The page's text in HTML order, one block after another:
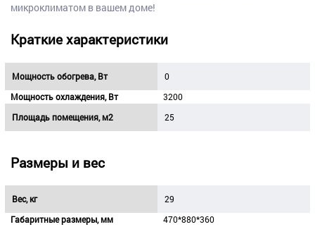
микроклиматом в вашем доме!
Краткие характеристики
Мощность обогрева, Вт
0
Мощность охлаждения, Вт
3200
Площадь помещения, м2
25
Размеры и вес
Вес, кг
29
Габаритные размеры, мм
470*880*360